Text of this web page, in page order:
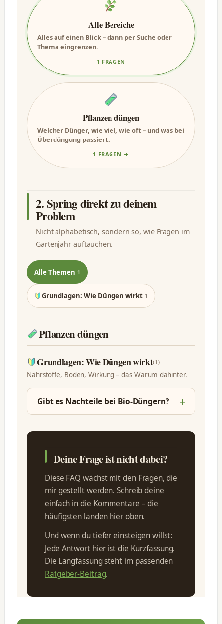
Alle Bereiche
Alles auf einen Blick – dann per Suche oder
Thema eingrenzen.
1 FRAGEN
Pflanzen düngen
Welcher Dünger, wie viel, wie oft – und was bei
Überdüngung passiert.
1 FRAGEN →
2. Spring direkt zu deinem
Problem
Nicht alphabetisch, sondern so, wie Fragen im
Gartenjahr auftauchen.
Alle Themen 1
Grundlagen: Wie Düngen wirkt 1
Pflanzen düngen
Grundlagen: Wie Düngen wirkt(1)
Nährstoffe, Boden, Wirkung – das Warum dahinter.
Gibt es Nachteile bei Bio-Düngern?
Deine Frage ist nicht dabei?
Diese FAQ wächst mit den Fragen, die
mir gestellt werden. Schreib deine
einfach in die Kommentare – die
häufigsten landen hier oben.
Und wenn du tiefer einsteigen willst:
Jede Antwort hier ist die Kurzfassung.
Die Langfassung steht im passenden
Ratgeber-Beitrag.